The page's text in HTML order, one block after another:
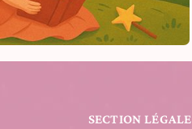
SECTION LÉGALE